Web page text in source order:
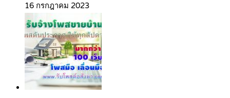
16 กรกฎาคม 2023